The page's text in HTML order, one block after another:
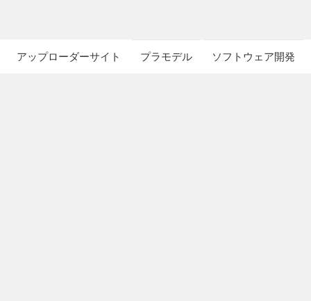
アップローダーサイト プラモデル ソフトウェア開発